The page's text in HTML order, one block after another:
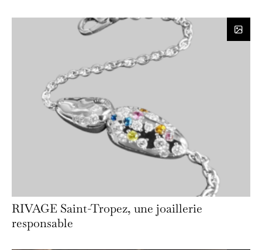
RIVAGE Saint-Tropez, une joaillerie
responsable